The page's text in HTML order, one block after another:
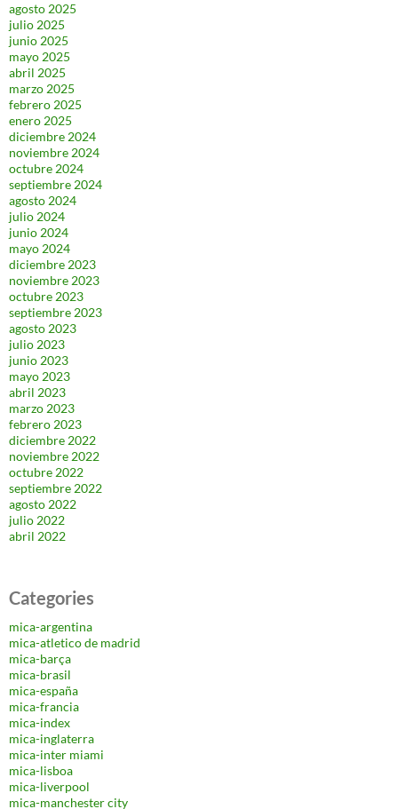
agosto 2025
julio 2025
junio 2025
mayo 2025
abril 2025
marzo 2025
febrero 2025
enero 2025
diciembre 2024
noviembre 2024
octubre 2024
septiembre 2024
agosto 2024
julio 2024
junio 2024
mayo 2024
diciembre 2023
noviembre 2023
octubre 2023
septiembre 2023
agosto 2023
julio 2023
junio 2023
mayo 2023
abril 2023
marzo 2023
febrero 2023
diciembre 2022
noviembre 2022
octubre 2022
septiembre 2022
agosto 2022
julio 2022
abril 2022
Categories
mica-argentina
mica-atletico de madrid
mica-barça
mica-brasil
mica-españa
mica-francia
mica-index
mica-inglaterra
mica-inter miami
mica-lisboa
mica-liverpool
mica-manchester city